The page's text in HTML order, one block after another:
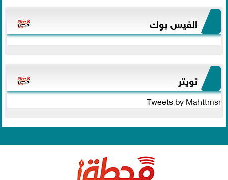
الفيس بوك
تويتر
Tweets by Mahttmsr